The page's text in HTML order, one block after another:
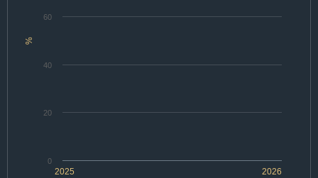
%
2025 2026
0
20
40
60